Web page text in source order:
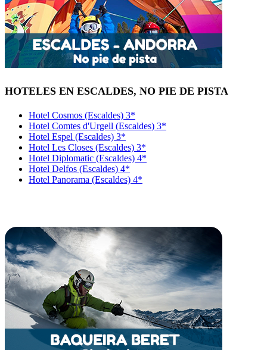
HOTELES EN ESCALDES, NO PIE DE PISTA
Hotel Cosmos (Escaldes) 3*
Hotel Comtes d'Urgell (Escaldes) 3*
Hotel Espel (Escaldes) 3*
Hotel Les Closes (Escaldes) 3*
Hotel Diplomatic (Escaldes) 4*
Hotel Delfos (Escaldes) 4*
Hotel Panorama (Escaldes) 4*